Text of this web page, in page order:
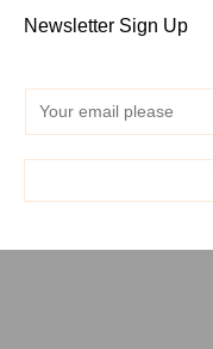
Newsletter Sign Up
m
a